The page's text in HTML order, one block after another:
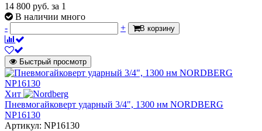
14 800 руб. за 1
В наличии много
-
+ В корзину
Быстрый просмотр
Хит
Пневмогайковерт ударный 3/4", 1300 нм NORDBERG
NP16130
Артикул: NP16130